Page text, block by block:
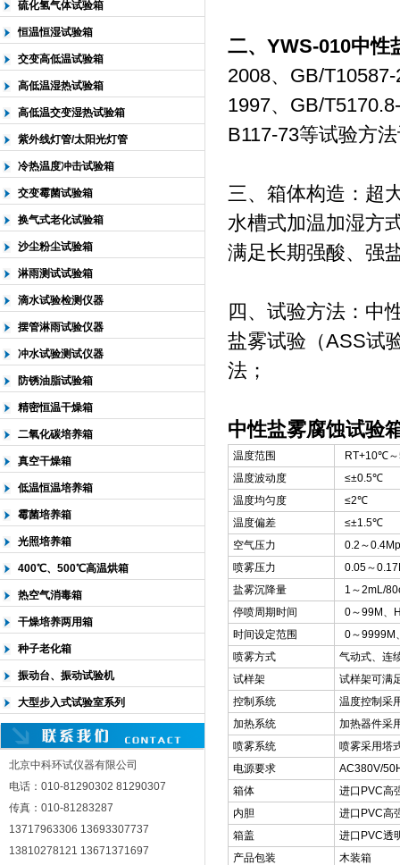
硫化氢气体试验箱
恒温恒湿试验箱
交变高低温试验箱
高低温湿热试验箱
高低温交变湿热试验箱
紫外线灯管/太阳光灯管
冷热温度冲击试验箱
交变霉菌试验箱
换气式老化试验箱
沙尘粉尘试验箱
淋雨测试试验箱
滴水试验检测仪器
摆管淋雨试验仪器
冲水试验测试仪器
防锈油脂试验箱
精密恒温干燥箱
二氧化碳培养箱
真空干燥箱
低温恒温培养箱
霉菌培养箱
光照培养箱
400℃、500℃高温烘箱
热空气消毒箱
干燥培养两用箱
种子老化箱
振动台、振动试验机
大型步入式试验室系列
北京中科环试仪器有限公司
电话：010-81290302 81290307
传真：010-81283287
13717963306 13693307737
13810278121 13671371697
二、YWS-010中性
2008、GB/
1997、GB/
B117-73等试验方
三、 箱体构造：超
水槽式加温加湿方
满足长期强酸、强
四、 试验方法：中
盐雾试验（ASS试
法；
中性盐雾腐蚀试验
温度范围
RT+10℃
温度波动度
温度均匀度
≤2℃
温度偏差
≤±1.5℃
空气压力
0.2～
喷雾压力
0.05～
盐雾沉降量
1～2mL/
停喷周期时间
0～99M、
时间设定范围
0～9999M
喷雾方式
气动式、连
试样架
试样架可满
控制系统
温度控制采
加热系统
加热器件采
喷雾系统
喷雾采用塔
电源要求
AC380V/
箱体
进口PVC高
内胆
进口PVC高
箱盖
进口PVC透
产品包装
木装箱